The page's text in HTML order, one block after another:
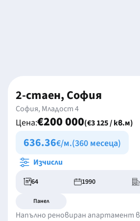
2-стаен, София
София, Младост 4
Цена:€200 000(€3 125 / кв.м)
636.36€/м.(360 месеца)
Изчисли
64 1990
Панел
Напълно реновиран апартамент